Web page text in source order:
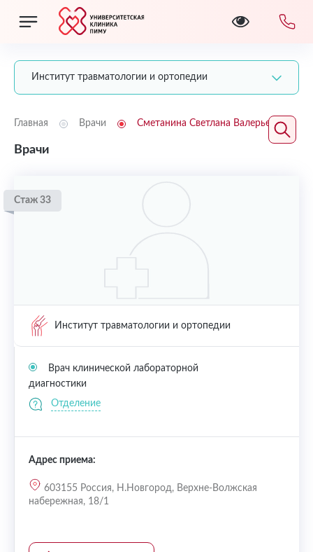
Институт травматологии и ортопедии
Главная Врачи Сметанина Светлана Валерьевна
Врачи
Стаж 33
Институт травматологии и ортопедии
Врач клинической лабораторной
диагностики
Отделение
Адрес приема:
603155 Россия, Н.Новгород, Верхне-Волжская
набережная, 18/1